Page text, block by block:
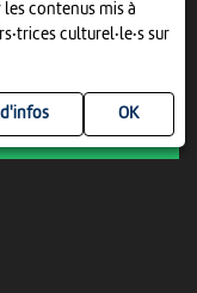
contenus mis à
culturel·le·s sur
d'infos